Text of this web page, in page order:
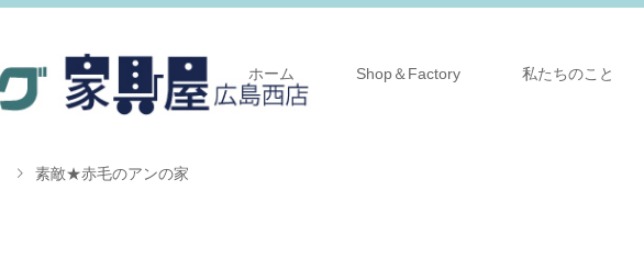
ホーム Shop＆Factory 私たちのこと
素敵★赤毛のアンの家